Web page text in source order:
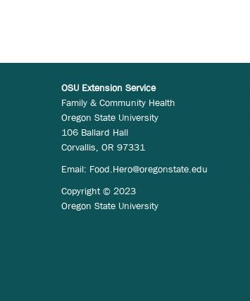
OSU Extension Service
Family & Community Health
Oregon State University
106 Ballard Hall
Corvallis, OR 97331
Email: Food.Hero@oregonstate.edu
Copyright © 2023
Oregon State University